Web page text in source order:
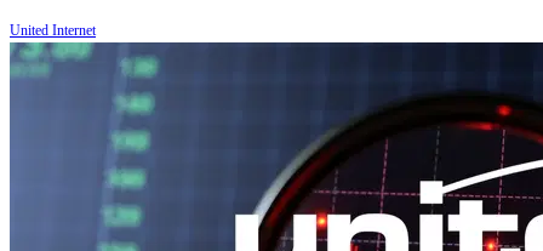
United Internet